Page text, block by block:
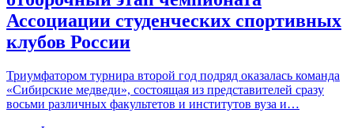
Ассоциации студенческих спортивных
клубов России
Триумфатором турнира второй год подряд оказалась команда
«Сибирские медведи», состоящая из представителей сразу
восьми различных факультетов и институтов вуза и…